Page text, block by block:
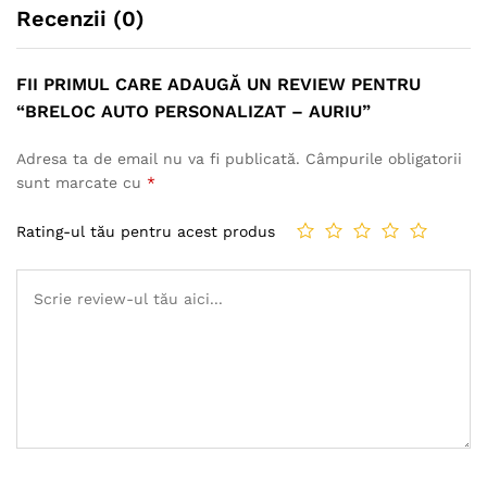
Recenzii (0)
FII PRIMUL CARE ADAUGĂ UN REVIEW PENTRU
“BRELOC AUTO PERSONALIZAT – AURIU”
Adresa ta de email nu va fi publicată. Câmpurile obligatorii
sunt marcate cu *
Rating-ul tău pentru acest produs